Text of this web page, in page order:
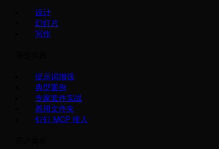
设计
幻灯片
写作
提示词增强
典型案例
专家套件实战
善用文件夹
钉钉 MCP 接入